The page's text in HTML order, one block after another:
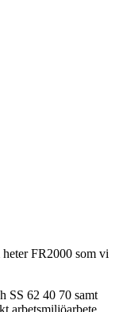
FR2000 som vi
SS 62 40 70 samt
arbetsmiljöarbete,